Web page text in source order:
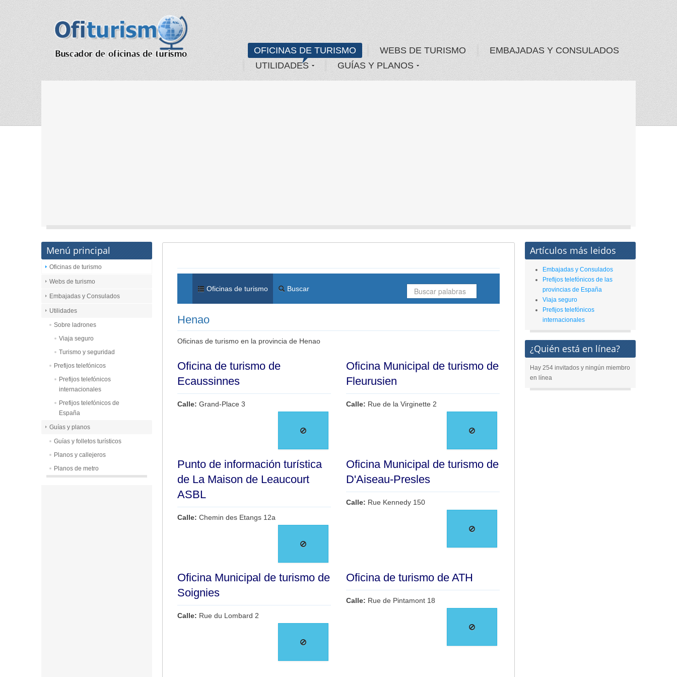
OFICINAS DE TURISMO WEBS DE TURISMO
EMBAJADAS Y CONSULADOS
UTILIDADES
GUÍAS Y PLANOS
Oficinas de turismo Buscar
Henao
Oficinas de turismo en la provincia de Henao
Oficina de turismo de
Ecaussinnes
Calle: Grand-Place 3
Oficina Municipal de turismo de
Fleurusien
Calle: Rue de la Virginette 2
Punto de información turística
de La Maison de Leaucourt
ASBL
Calle: Chemin des Etangs 12a
Oficina Municipal de turismo de
D'Aiseau-Presles
Calle: Rue Kennedy 150
Oficina Municipal de turismo de
Soignies
Calle: Rue du Lombard 2
Oficina de turismo de ATH
Calle: Rue de Pintamont 18
Menú principal
Oficinas de turismo
Webs de turismo
Embajadas y Consulados
Utilidades
Sobre ladrones
Viaja seguro
Turismo y seguridad
Prefijos telefónicos
Prefijos telefónicos
internacionales
Prefijos telefónicos de
España
Guías y planos
Guías y folletos turísticos
Planos y callejeros
Planos de metro
Artículos más leidos
Embajadas y Consulados
Prefijos telefónicos de las
provincias de España
Viaja seguro
Prefijos telefónicos
internacionales
¿Quién está en línea?
Hay 254 invitados y ningún miembro
en línea